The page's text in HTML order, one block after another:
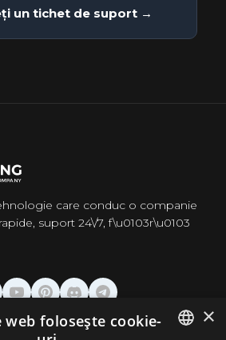
un tichet de suport →
care conduc o companie
suport 24\/7, f\u0103r\u0103
×
web folosește cookie-